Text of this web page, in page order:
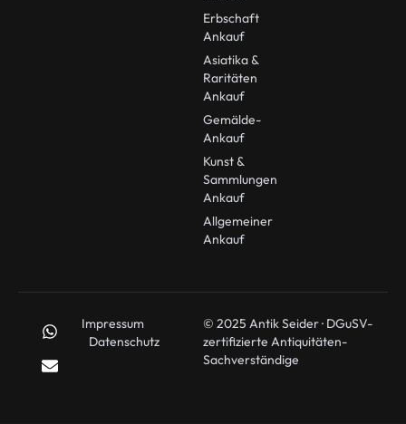
Erbschaft
Ankauf
Asiatika &
Raritäten
Ankauf
Gemälde-
Ankauf
Kunst &
Sammlungen
Ankauf
Allgemeiner
Ankauf
Impressum
Datenschutz
© 2025 Antik Seider · DGuSV-
zertifizierte Antiquitäten-
Sachverständige